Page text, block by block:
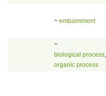
~ embalmment
~
biological process
organic process